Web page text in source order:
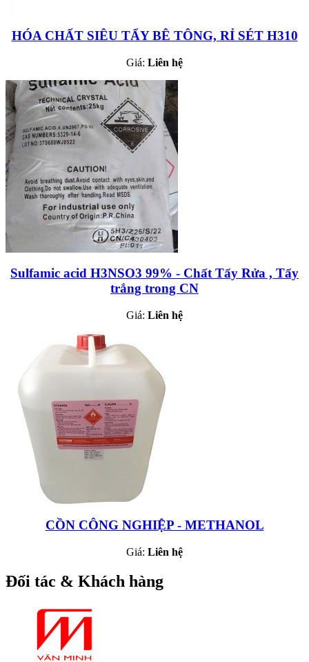
HÓA CHẤT SIÊU TẨY BÊ TÔNG, RỈ SÉT H310
Giá: Liên hệ
Sulfamic acid H3NSO3 99% - Chất Tẩy Rửa , Tẩy
trắng trong CN
Giá: Liên hệ
CỒN CÔNG NGHIỆP - METHANOL
Giá: Liên hệ
Đối tác & Khách hàng